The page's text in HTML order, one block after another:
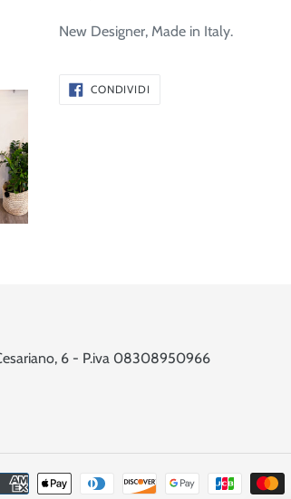
New Designer, Made in Italy.
CONDIVIDI
6 - P.iva 08308950966